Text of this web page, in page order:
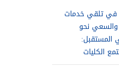
في تلقي خدمات
نحو
المستقبل:
الكليات